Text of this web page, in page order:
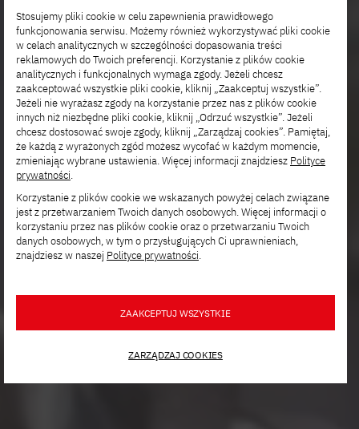
Stosujemy pliki cookie w celu zapewnienia prawidłowego
funkcjonowania serwisu. Możemy również wykorzystywać pliki cookie
w celach analitycznych w szczególności dopasowania treści
reklamowych do Twoich preferencji. Korzystanie z plików cookie
analitycznych i funkcjonalnych wymaga zgody. Jeżeli chcesz
zaakceptować wszystkie pliki cookie, kliknij „Zaakceptuj wszystkie”.
Jeżeli nie wyrażasz zgody na korzystanie przez nas z plików cookie
innych niż niezbędne pliki cookie, kliknij „Odrzuć wszystkie”. Jeżeli
chcesz dostosować swoje zgody, kliknij „Zarządzaj cookies”. Pamiętaj,
że każdą z wyrażonych zgód możesz wycofać w każdym momencie,
zmieniając wybrane ustawienia. Więcej informacji znajdziesz Polityce
prywatności.
Korzystanie z plików cookie we wskazanych powyżej celach związane
jest z przetwarzaniem Twoich danych osobowych. Więcej informacji o
korzystaniu przez nas plików cookie oraz o przetwarzaniu Twoich
danych osobowych, w tym o przysługujących Ci uprawnieniach,
znajdziesz w naszej Polityce prywatności.
ZAAKCEPTUJ WSZYSTKIE
ZARZĄDZAJ COOKIES